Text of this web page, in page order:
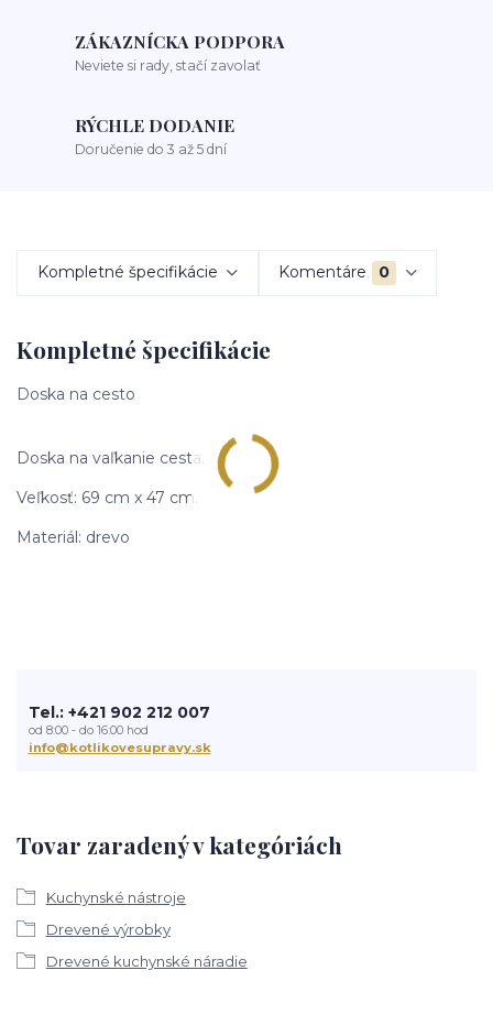
ZÁKAZNÍCKA PODPORA
Neviete si rady, stačí zavolať
RÝCHLE DODANIE
Doručenie do 3 až 5 dní
Kompletné špecifikácie Komentáre 0
Kompletné špecifikácie
Doska na cesto
Doska na vaľkanie cesta.
Veľkosť: 69 cm x 47 cm.
Materiál: drevo
Tovar zaradený v kategóriách
Kuchynské nástroje
Drevené výrobky
Drevené kuchynské náradie
Tel.: +421 902 212 007
od 8:00 - do 16:00 hod
info@kotlikovesupravy.sk